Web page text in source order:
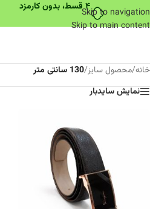
۴ قسط، بدون کارمزد
Skip to navigation
Skip to main content
خانه/محصول سایز/130 سانتی متر
نمایش سایدبار